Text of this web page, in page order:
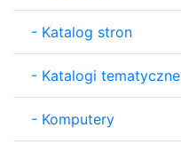
- Katalog stron
- Katalogi tematyczne
- Komputery